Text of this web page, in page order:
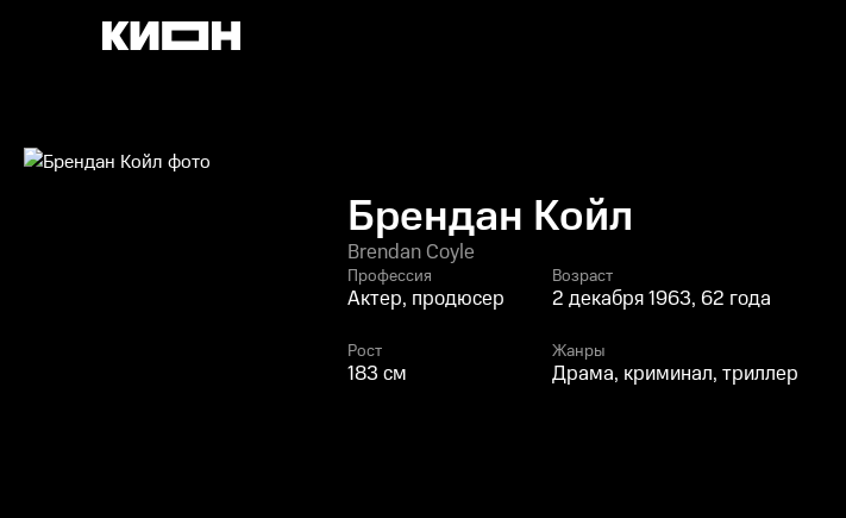
Брендан Койл
Brendan Coyle
Профессия
Актер, продюсер
Возраст
2 декабря 1963, 62 года
Рост
183 см
Жанры
Драма, криминал, триллер